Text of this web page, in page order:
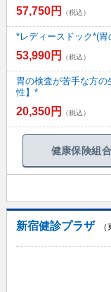
57,750円 （税込）
*レディースドック*(
53,990円 （税込）
胃の検査が苦手な方
性】*
20,350円 （税込）
健康保険組
新宿健診プラザ